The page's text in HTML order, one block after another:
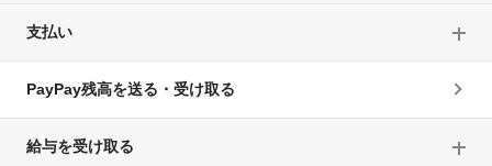
支払い
PayPay残高を送る・受け取る
給与を受け取る